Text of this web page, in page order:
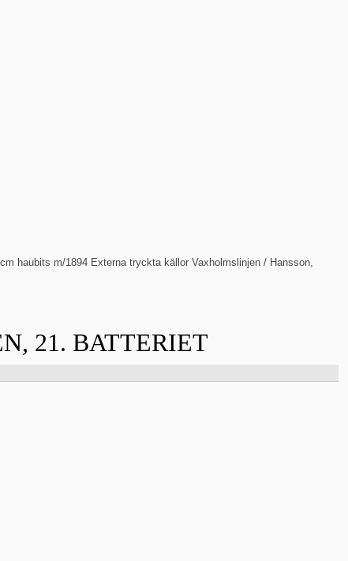
haubits m/1894 Externa tryckta källor Vaxholmslinjen / Hansson,
21. BATTERIET